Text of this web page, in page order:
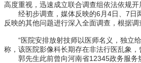
高度重视，迅速成立联合调查组依法依规开
经初步调查，媒体反映的6月4日、7日
反映的其他问题进行深入全面调查，根据
“医院安排放射技师以医师名义，独立
称，该医院影像科长期存在非法行医乱象，
郭先生此前曾向河南省12345政务服